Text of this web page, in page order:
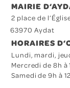
MAIRIE
2 place de
63970 Aydat
HORAIRES
Lundi, mardi,
Mercredi de 8h à
Samedi de 9h à